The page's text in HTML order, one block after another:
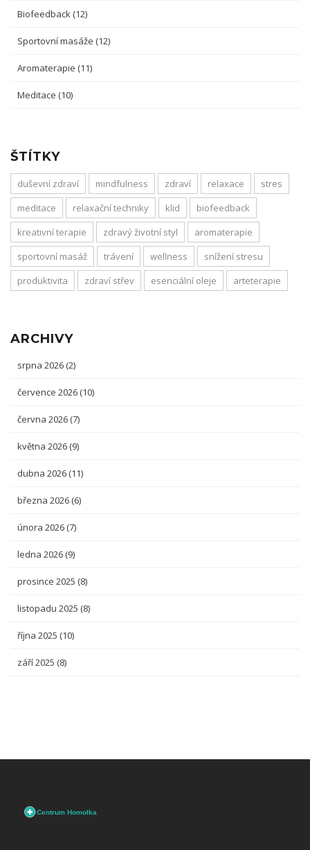
Biofeedback (12)
Sportovní masáže (12)
Aromaterapie (11)
Meditace (10)
ŠTÍTKY
duševní zdraví mindfulness zdraví relaxace
stres
meditace
relaxační techniky klid
biofeedback
kreativní terapie
zdravý životní styl
aromaterapie
sportovní masáž
trávení wellness
snížení stresu
produktivita
zdraví střev esenciální oleje arteterapie
ARCHIVY
srpna 2026 (2)
července 2026 (10)
června 2026 (7)
května 2026 (9)
dubna 2026 (11)
března 2026 (6)
února 2026 (7)
ledna 2026 (9)
prosince 2025 (8)
listopadu 2025 (8)
října 2025 (10)
září 2025 (8)